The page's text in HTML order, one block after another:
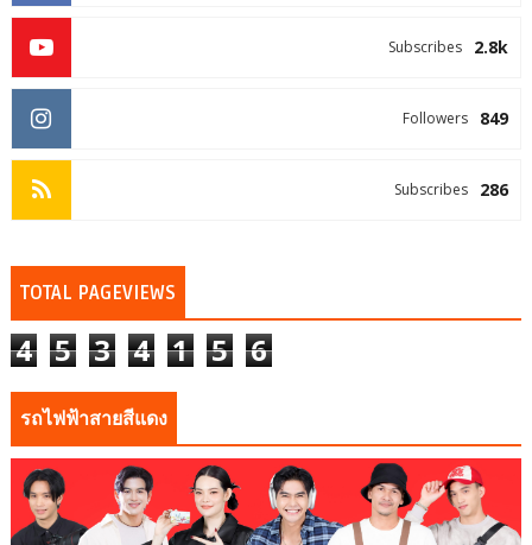
2.8k
Subscribes
849
Followers
286
Subscribes
TOTAL PAGEVIEWS
4 5 3 4 1 5 6
รถไฟฟ้าสายสีแดง